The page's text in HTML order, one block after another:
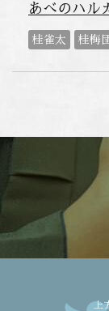
あべのハ
桂雀太 桂梅